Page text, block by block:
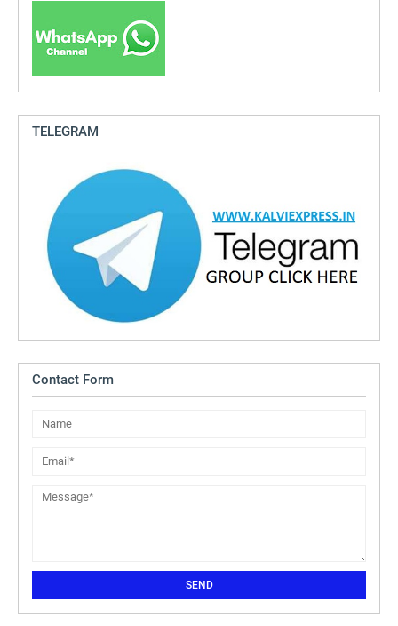
TELEGRAM
Contact Form